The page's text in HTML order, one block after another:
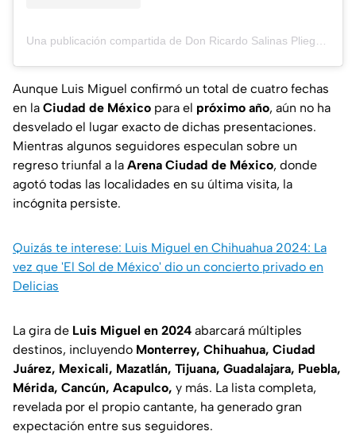
Una publicación compartida de Don Ricardo Salinas Pliego (@ricardosalinas)
Aunque Luis Miguel confirmó un total de cuatro fechas
en la Ciudad de México para el próximo año, aún no ha
desvelado el lugar exacto de dichas presentaciones.
Mientras algunos seguidores especulan sobre un
regreso triunfal a la Arena Ciudad de México, donde
agotó todas las localidades en su última visita, la
incógnita persiste.
Quizás te interese: Luis Miguel en Chihuahua 2024: La
vez que 'El Sol de México' dio un concierto privado en
Delicias
La gira de Luis Miguel en 2024 abarcará múltiples
destinos, incluyendo Monterrey, Chihuahua, Ciudad
Juárez, Mexicali, Mazatlán, Tijuana, Guadalajara, Puebla,
Mérida, Cancún, Acapulco, y más. La lista completa,
revelada por el propio cantante, ha generado gran
expectación entre sus seguidores.